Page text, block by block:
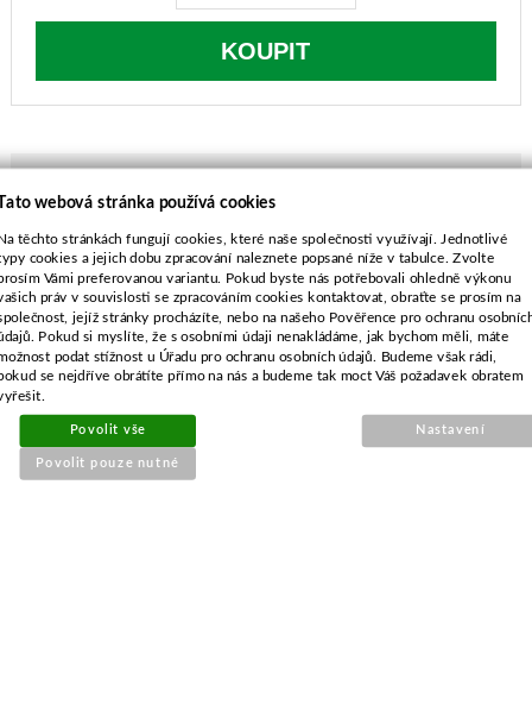
KOUPIT
POPIS ZBOŽÍ
délka-472 mm
průměr středu-18,0 mm
rozteč-65,0 mm
průměr vnějších děr-8,5 mm
webová stránka používá cookies
těchto stránkách fungují cookies, které naše společnosti využívají. Jednotlivé
cookies a jejich dobu zpracování naleznete popsané níže v tabulce. Zvolte
Vámi preferovanou variantu. Pokud byste nás potřebovali ohledně výkonu
práv v souvislosti se zpracováním cookies kontaktovat, obraťte se prosím na
jejíž stránky procházíte, nebo na našeho Pověřence pro ochranu
Pokud si myslíte, že s osobními údaji nenakládáme, jak bychom měli, máte
podat stížnost u Úřadu pro ochranu osobních údajů. Budeme však rádi,
se nejdříve obrátíte přímo na nás a budeme tak moct Váš požadavek obratem
Povolit vše
Povolit pouze nutné
Nastavení